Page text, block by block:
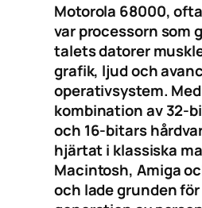
Motorola 68000,
var processorn som
talets datorer
grafik, ljud och
operativsystem.
kombination av 32-
och 16-bitars
hjärtat i klassiska
Macintosh, Amiga
och lade grunden